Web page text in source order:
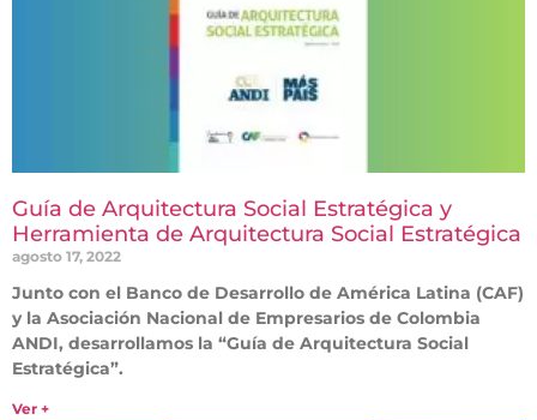
Guía de Arquitectura Social Estratégica y
Herramienta de Arquitectura Social Estratégica
agosto 17, 2022
Junto con el Banco de Desarrollo de América Latina (CAF)
y la Asociación Nacional de Empresarios de Colombia
ANDI, desarrollamos la “Guía de Arquitectura Social
Estratégica”.
Ver +